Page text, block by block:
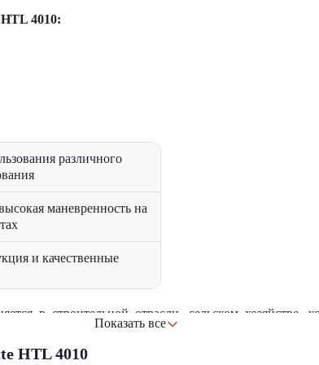
4010:
различного
маневренность на
и качественные
с панорамным
топлива и
в строительной отрасли, сельском
операций и выполнения задач на высоте.
сочетание грузоподъемности, высоты
Показать все
HTL 4010